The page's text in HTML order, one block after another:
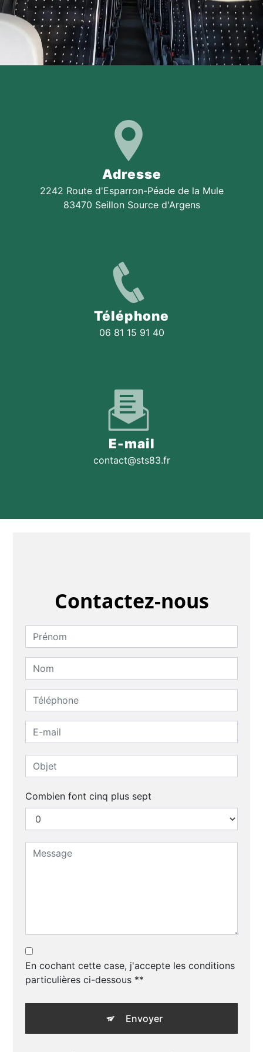
Adresse
2242 Route d'Esparron-Péade de la Mule
83470 Seillon Source d'Argens
Téléphone
06 81 15 91 40
E-mail
contact@sts83.fr
Contactez-nous
Combien font cinq plus sept
En cochant cette case, j'accepte les conditions
particulières ci-dessous **
Envoyer